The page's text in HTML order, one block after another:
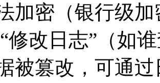
加密（银行级
修改日志”（如
被篡改，可通